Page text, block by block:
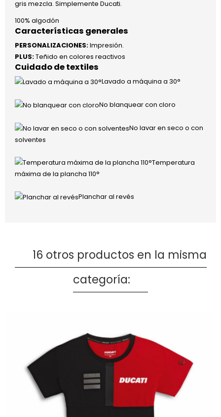
gris mezcla. Simplemente Ducati.
100% algodón
Características generales
PERSONALIZACIONES:Impresión.
PLUS:Teñido en colores reactivos
Cuidado de textiles
Lavado a máquina a 30°
No blanquear con cloro
No lavar en seco o con
solventes
Temperatura
máxima de la plancha 110°
Planchar al revés
16 otros productos en la misma
categoría: